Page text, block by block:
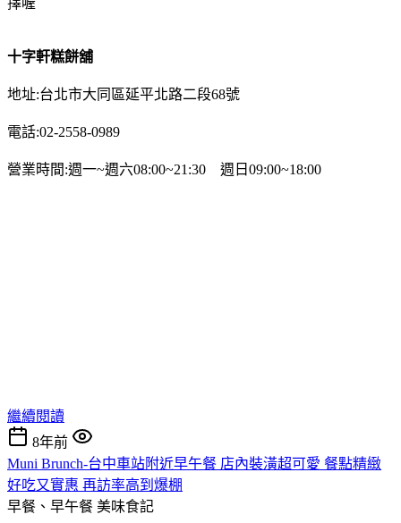
十字軒糕餅舖
地址:台北市大同區延平北路二段68號
電話:02-2558-0989
營業時間:週一~週六08:00~21:30 週日09:00~18:00
繼續閱讀
8年前
Muni Brunch-台中車站附近早午餐 店內裝潢超可愛 餐點精緻
好吃又實惠 再訪率高到爆棚
早餐、早午餐 美味食記